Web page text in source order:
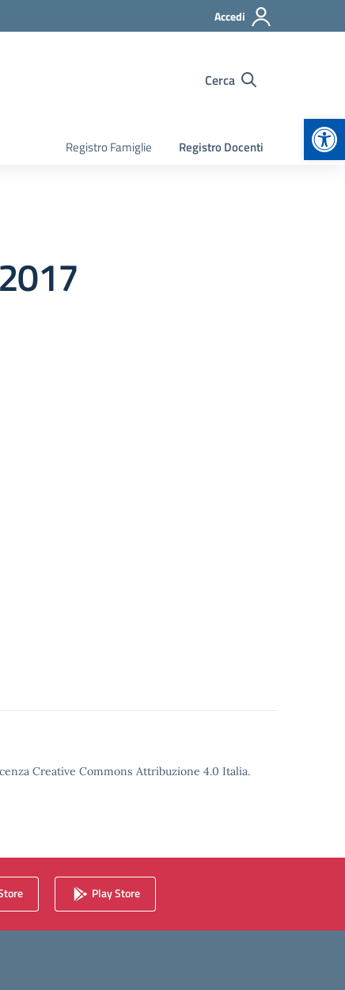
Accedi
Cerca
Registro Famiglie Registro Docenti
Creative Commons Attribuzione 4.0 Italia.
Play Store